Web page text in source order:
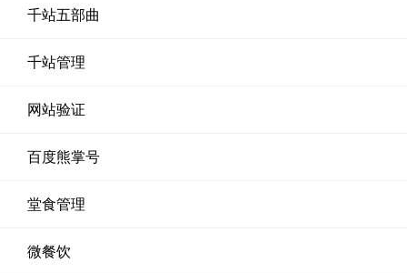
千站五部曲
千站管理
网站验证
百度熊掌号
堂食管理
微餐饮